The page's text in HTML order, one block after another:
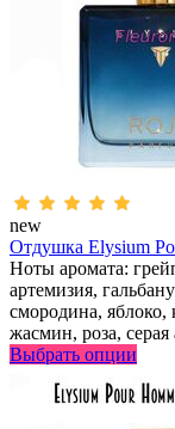
new
Отдушка Elysium
Ноты аромата:
артемизия,
смородина,
жасмин, роза,
Выбрать опции